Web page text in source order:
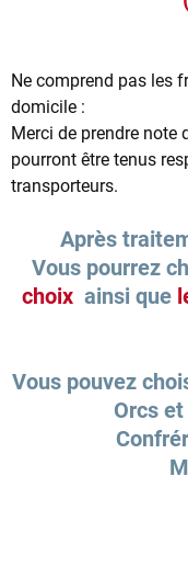
Ne comprend pas les
domicile :
Merci de prendre note
pourront être tenus
transporteurs.
Après
Vous pourrez
choix ainsi que
Vous pouvez
Orcs